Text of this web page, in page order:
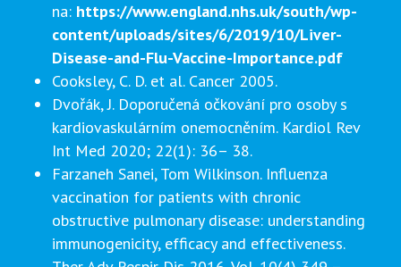
na: https://www.england.nhs.uk/south/wp-
content/uploads/sites/6/2019/10/Liver-
Disease-and-Flu-Vaccine-Importance.pdf
Cooksley, C. D. et al. Cancer 2005.
Dvořák, J. Doporučená očkování pro osoby s
kardiovaskulárním onemocněním. Kardiol Rev
Int Med 2020; 22(1): 36– 38.
Farzaneh Sanei, Tom Wilkinson. Influenza
vaccination for patients with chronic
obstructive pulmonary disease: understanding
immunogenicity, efficacy and effectiveness.